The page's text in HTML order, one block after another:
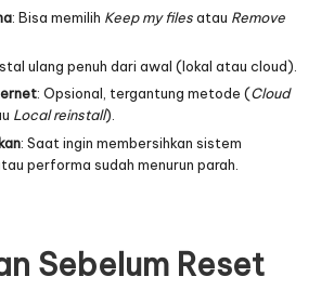
: Bisa memilih Keep my filesatau Remove
ulang penuh dari awal (lokal atau cloud).
: Opsional, tergantung metode (Cloud
Local reinstall).
: Saat ingin membersihkan sistem
performa sudah menurun parah.
Sebelum Reset